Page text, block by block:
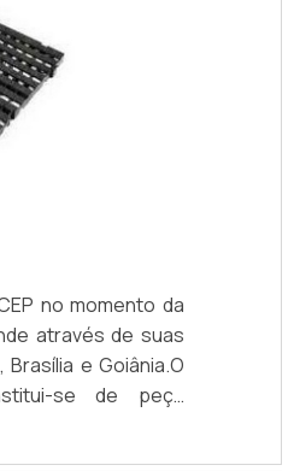
perda de
ser destilado,
para
no momento da
através de suas
e Goiânia.O
se de peça
para armazenagem
utilização evita-se